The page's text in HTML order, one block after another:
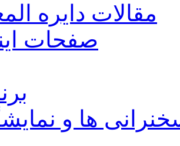
مقالات دایره
صفحات
ها و